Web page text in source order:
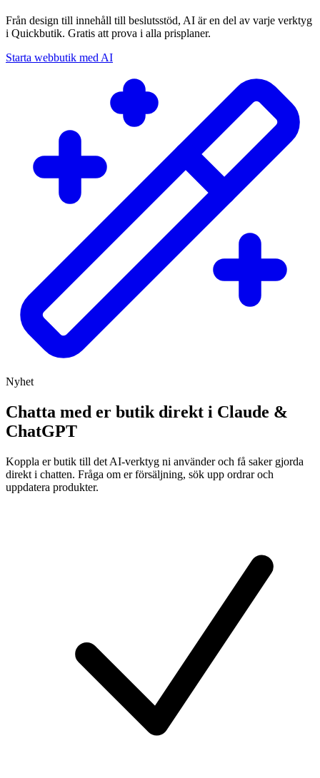
Från design till innehåll till beslutsstöd, AI är en del av varje verktyg
i Quickbutik. Gratis att prova i alla prisplaner.
Starta webbutik med AI
Nyhet
Chatta med er butik direkt i Claude &
ChatGPT
Koppla er butik till det AI-verktyg ni använder och få saker gjorda
direkt i chatten. Fråga om er försäljning, sök upp ordrar och
uppdatera produkter.